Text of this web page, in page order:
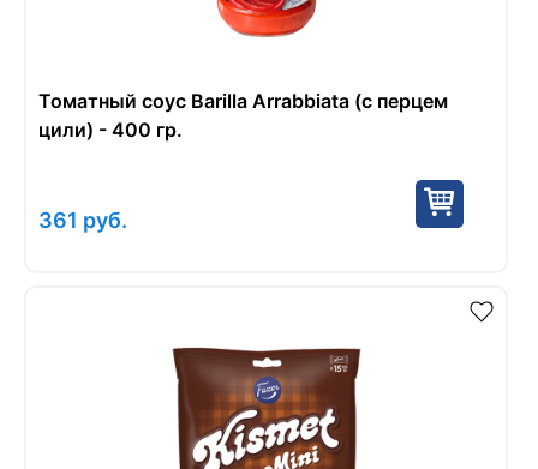
Томатный соус Barilla Arrabbiata (с перцем
цили) - 400 гр.
361 руб.